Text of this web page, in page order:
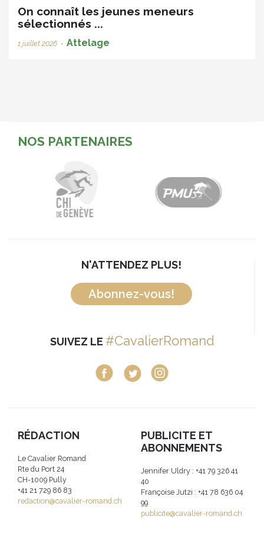
On connaît les jeunes meneurs
sélectionnés ...
1 juillet 2026 • Attelage
NOS PARTENAIRES
N'ATTENDEZ PLUS!
Abonnez-vous!
SUIVEZ LE #CavalierRomand
RÉDACTION
Le Cavalier Romand
Rte du Port 24
CH-1009 Pully
+41 21 729 86 83
redaction@cavalier-romand.ch
PUBLICITE ET
ABONNEMENTS
Jennifer Uldry : +41 79 326 41
40
Françoise Jutzi : +41 78 636 04
99
publicite@cavalier-romand.ch